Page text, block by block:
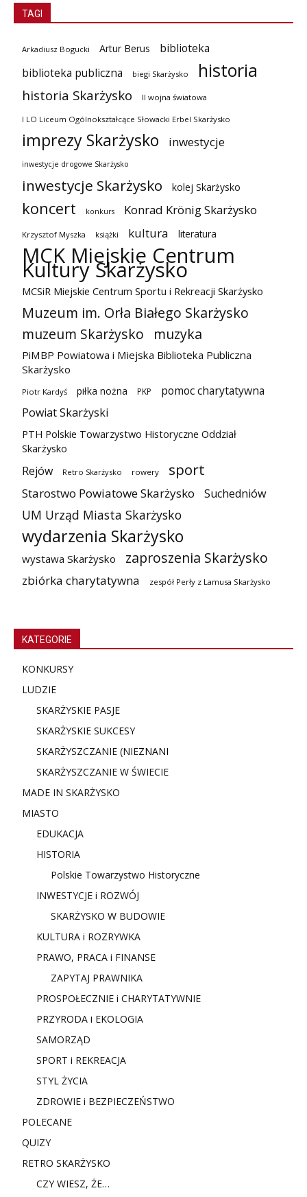
TAGI
Arkadiusz Bogucki Artur Berus
biblioteka
biblioteka publiczna
biegi Skarżysko historia
historia Skarżysko II wojna światowa
I LO Liceum Ogólnokształcące Słowacki Erbel Skarżysko
imprezy Skarżysko inwestycje
inwestycje drogowe Skarżysko
inwestycje Skarżysko kolej Skarżysko
koncert konkurs Konrad Krönig Skarżysko
Krzysztof Myszka książki kultura literatura
MCK Miejskie Centrum
Kultury Skarżysko
MCSiR Miejskie Centrum Sportu i Rekreacji Skarżysko
Muzeum im. Orła Białego Skarżysko
muzeum Skarżysko
muzyka
PiMBP Powiatowa i Miejska Biblioteka Publiczna
Skarżysko
Piotr Kardyś piłka nożna PKP
pomoc charytatywna
Powiat Skarżyski
PTH Polskie Towarzystwo Historyczne Oddział
Skarżysko
Rejów Retro Skarżysko rowery sport
Starostwo Powiatowe Skarżysko Suchedniów
UM Urząd Miasta Skarżysko
wydarzenia Skarżysko
wystawa Skarżysko zaproszenia Skarżysko
zbiórka charytatywna zespół Perły z Lamusa Skarżysko
KATEGORIE
KONKURSY
LUDZIE
SKARŻYSKIE PASJE
SKARŻYSKIE SUKCESY
SKARŻYSZCZANIE (NIEZNANI
SKARŻYSZCZANIE W ŚWIECIE
MADE IN SKARŻYSKO
MIASTO
EDUKACJA
HISTORIA
Polskie Towarzystwo Historyczne
INWESTYCJE i ROZWÓJ
SKARŻYSKO W BUDOWIE
KULTURA i ROZRYWKA
PRAWO, PRACA i FINANSE
ZAPYTAJ PRAWNIKA
PROSPOŁECZNIE i CHARYTATYWNIE
PRZYRODA i EKOLOGIA
SAMORZĄD
SPORT i REKREACJA
STYL ŻYCIA
ZDROWIE i BEZPIECZEŃSTWO
POLECANE
QUIZY
RETRO SKARŻYSKO
CZY WIESZ, ŻE…